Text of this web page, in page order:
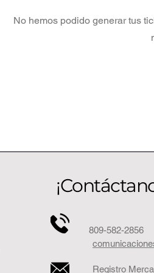
No hemos podido generar tus
809-582-2856
Registro